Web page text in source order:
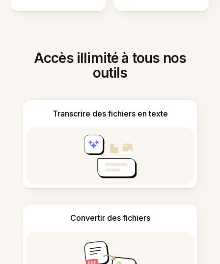
Accès illimité à tous nos
outils
Transcrire des fichiers en texte
Convertir des fichiers